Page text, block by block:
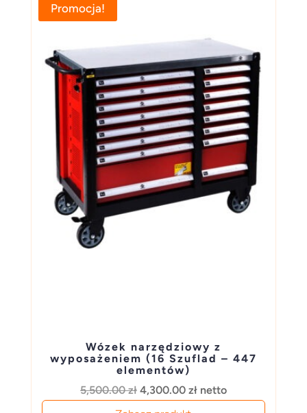
Promocja!
Wózek narzędziowy z
wyposażeniem (16 Szuflad – 447
elementów)
5,500.00zł Pierwotna
4,300.00 złAktualna
netto